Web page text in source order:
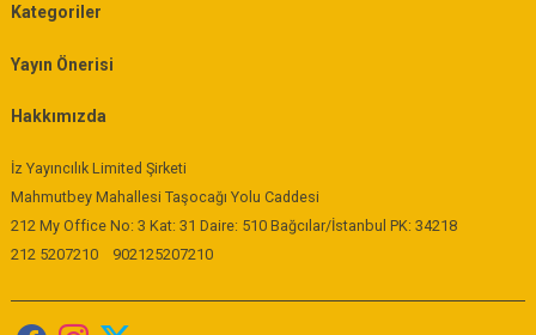
Kategoriler
Yayın Önerisi
Hakkımızda
İz Yayıncılık Limited Şirketi
Mahmutbey Mahallesi Taşocağı Yolu Caddesi
212 My Office No: 3 Kat: 31 Daire: 510 Bağcılar/İstanbul PK: 34218
212 5207210
902125207210